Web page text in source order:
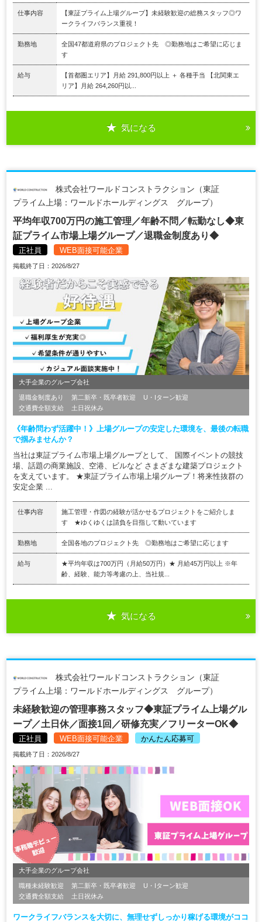
仕事内容
【東証プライム上場グループ】未経験歓迎の総務スタッフ◎ワ
ークライフバランス重視！
勤務地
全国47都道府県のプロジェクト先 ◎勤務地はご希望に応じま
す
給与
【首都圏エリア】月給 291,800円以上 ＋ 各種手当 【北関東エ
リア】月給 264,260円以...
気になる
株式会社ワールドコンストラクション（東証
プライム上場：ワールドホールディングス グループ）
平均年収700万円の施工管理／年齢不問／転勤なし◆東
証プライム市場上場グループ／退職金制度あり◆
正社員 WEB面接可能企業
掲載終了日：2026/8/27
大手企業のグループ会社
退職金制度あり 第二新卒・既卒者歓迎
U・Iターン歓迎
交通費全額支給
土日祝休み
《年齢問わず活躍中！》上場グループの安定した環境を、最後の転職
で掴みませんか？
当社は東証プライム市場上場グループとして、 国際イベントの競技
場、話題の商業施設、空港、ビルなど さまざまな建築プロジェクト
を支えています。 ★東証プライム市場上場グループ！将来性抜群の
安定企業 ...
仕事内容
施工管理・作図の経験が活かせるプロジェクトをご紹介しま
す ★ゆくゆくは請負を目指して動いています
勤務地 全国各地のプロジェクト先 ◎勤務地はご希望に応じます
給与
★平均年収は700万円（月給50万円）★ 月給45万円以上 ※年
齢、経験、能力等考慮の上、当社規...
気になる
株式会社ワールドコンストラクション（東証
プライム上場：ワールドホールディングス グループ）
未経験歓迎の管理事務スタッフ◆東証プライム上場グル
ープ／土日休／面接1回／研修充実／フリーターOK◆
正社員 WEB面接可能企業 かんたん応募可
掲載終了日：2026/8/27
大手企業のグループ会社
職種未経験歓迎 第二新卒・既卒者歓迎
U・Iターン歓迎
交通費全額支給
土日祝休み
ワークライフバランスを大切に、無理せずしっかり稼げる環境がココ